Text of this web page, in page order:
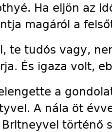
Ha eljön az
magáról a
te tudós vagy,
És igaza volt,
a
A nála öt
történő